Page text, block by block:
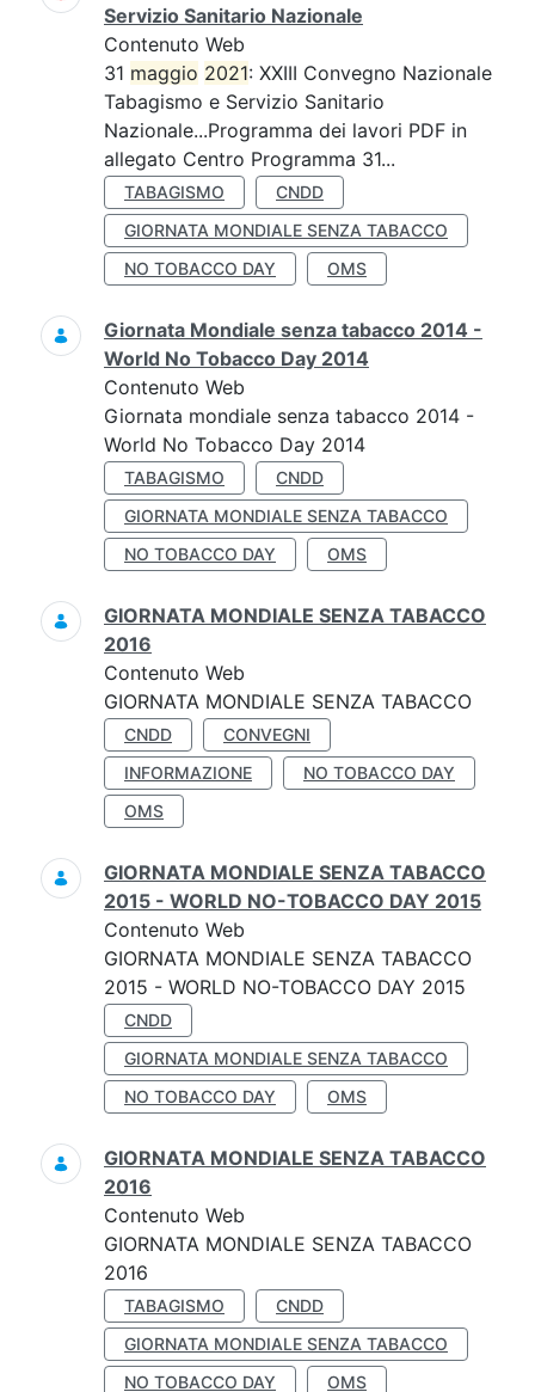
Servizio Sanitario Nazionale
Contenuto Web
31 maggio 2021: XXIII Convegno Nazionale
Tabagismo e Servizio Sanitario
Nazionale...Programma dei lavori PDF in
allegato Centro Programma 31...
TABAGISMO
CNDD
GIORNATA MONDIALE SENZA TABACCO
NO TOBACCO DAY
OMS
Giornata Mondiale senza tabacco 2014 -
World No Tobacco Day 2014
Contenuto Web
Giornata mondiale senza tabacco 2014 -
World No Tobacco Day 2014
TABAGISMO
CNDD
GIORNATA MONDIALE SENZA TABACCO
NO TOBACCO DAY
OMS
GIORNATA MONDIALE SENZA TABACCO
2016
Contenuto Web
GIORNATA MONDIALE SENZA TABACCO
CNDD
CONVEGNI
INFORMAZIONE
NO TOBACCO DAY
OMS
GIORNATA MONDIALE SENZA TABACCO
2015 - WORLD NO-TOBACCO DAY 2015
Contenuto Web
GIORNATA MONDIALE SENZA TABACCO
2015 - WORLD NO-TOBACCO DAY 2015
CNDD
GIORNATA MONDIALE SENZA TABACCO
NO TOBACCO DAY
OMS
GIORNATA MONDIALE SENZA TABACCO
2016
Contenuto Web
GIORNATA MONDIALE SENZA TABACCO
2016
TABAGISMO
CNDD
GIORNATA MONDIALE SENZA TABACCO
NO TOBACCO DAY
OMS